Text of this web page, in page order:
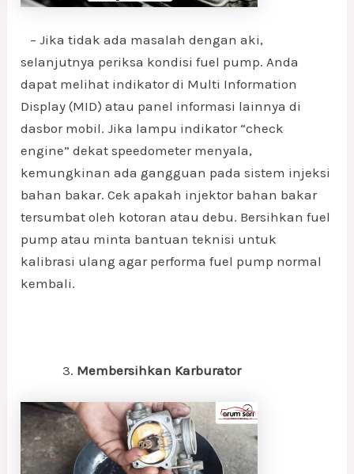
– Jika tidak ada masalah dengan aki,
selanjutnya periksa kondisi fuel pump. Anda
dapat melihat indikator di Multi Information
Display (MID) atau panel informasi lainnya di
dasbor mobil. Jika lampu indikator “check
engine” dekat speedometer menyala,
kemungkinan ada gangguan pada sistem injeksi
bahan bakar. Cek apakah injektor bahan bakar
tersumbat oleh kotoran atau debu. Bersihkan fuel
pump atau minta bantuan teknisi untuk
kalibrasi ulang agar performa fuel pump normal
kembali.
Membersihkan Karburator